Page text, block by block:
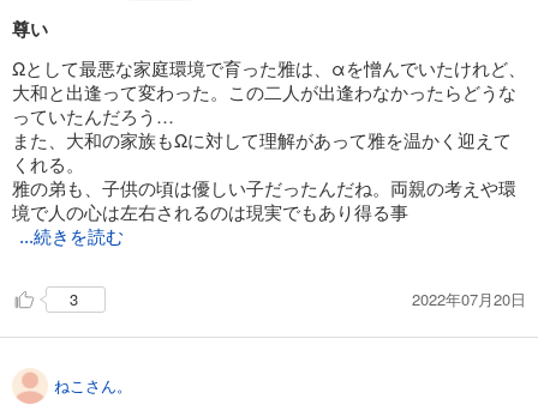
尊い
Ωとして最悪な家庭環境で育った雅は、αを憎んでいたけれど、
大和と出逢って変わった。この二人が出逢わなかったらどうな
っていたんだろう…
また、大和の家族もΩに対して理解があって雅を温かく迎えて
くれる。
雅の弟も、子供の頃は優しい子だったんだね。両親の考えや環
境で人の心は左右されるのは現実でもあり得る事
...続きを読む
3 2022年07月20日
ねこさん。